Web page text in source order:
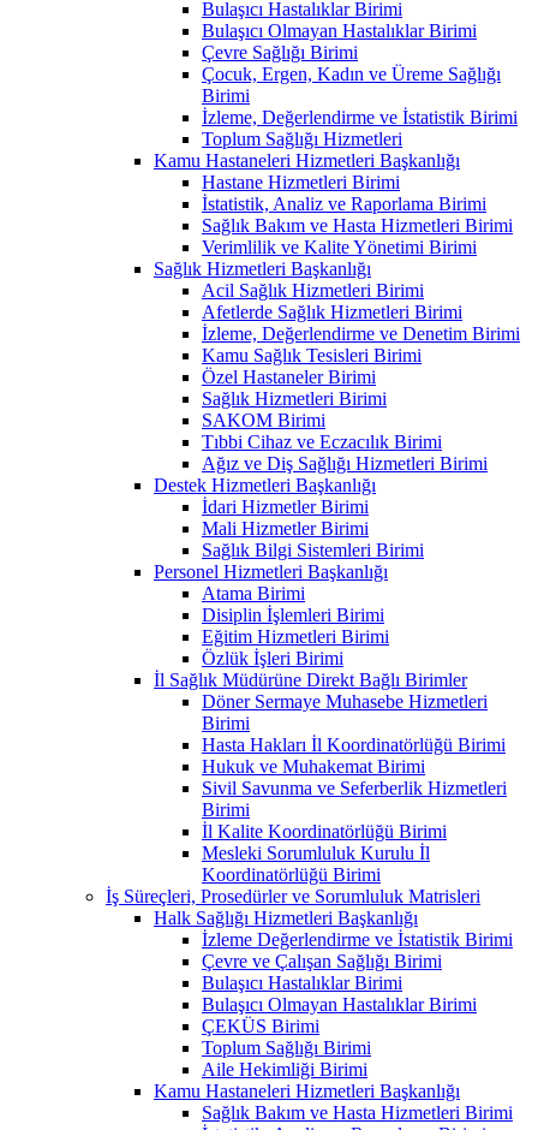
Bulaşıcı Hastalıklar Birimi
Bulaşıcı Olmayan Hastalıklar Birimi
Çevre Sağlığı Birimi
Çocuk, Ergen, Kadın ve Üreme Sağlığı
Birimi
İzleme, Değerlendirme ve İstatistik Birimi
Toplum Sağlığı Hizmetleri
Kamu Hastaneleri Hizmetleri Başkanlığı
Hastane Hizmetleri Birimi
İstatistik, Analiz ve Raporlama Birimi
Sağlık Bakım ve Hasta Hizmetleri Birimi
Verimlilik ve Kalite Yönetimi Birimi
Sağlık Hizmetleri Başkanlığı
Acil Sağlık Hizmetleri Birimi
Afetlerde Sağlık Hizmetleri Birimi
İzleme, Değerlendirme ve Denetim Birimi
Kamu Sağlık Tesisleri Birimi
Özel Hastaneler Birimi
Sağlık Hizmetleri Birimi
SAKOM Birimi
Tıbbi Cihaz ve Eczacılık Birimi
Ağız ve Diş Sağlığı Hizmetleri Birimi
Destek Hizmetleri Başkanlığı
İdari Hizmetler Birimi
Mali Hizmetler Birimi
Sağlık Bilgi Sistemleri Birimi
Personel Hizmetleri Başkanlığı
Atama Birimi
Disiplin İşlemleri Birimi
Eğitim Hizmetleri Birimi
Özlük İşleri Birimi
İl Sağlık Müdürüne Direkt Bağlı Birimler
Döner Sermaye Muhasebe Hizmetleri
Birimi
Hasta Hakları İl Koordinatörlüğü Birimi
Hukuk ve Muhakemat Birimi
Sivil Savunma ve Seferberlik Hizmetleri
Birimi
İl Kalite Koordinatörlüğü Birimi
Mesleki Sorumluluk Kurulu İl
Koordinatörlüğü Birimi
İş Süreçleri, Prosedürler ve Sorumluluk Matrisleri
Halk Sağlığı Hizmetleri Başkanlığı
İzleme Değerlendirme ve İstatistik Birimi
Çevre ve Çalışan Sağlığı Birimi
Bulaşıcı Hastalıklar Birimi
Bulaşıcı Olmayan Hastalıklar Birimi
ÇEKÜS Birimi
Toplum Sağlığı Birimi
Aile Hekimliği Birimi
Kamu Hastaneleri Hizmetleri Başkanlığı
Sağlık Bakım ve Hasta Hizmetleri Birimi